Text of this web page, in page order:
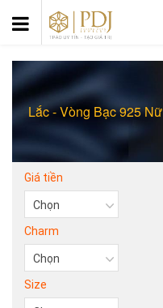
Lắc - Vòng Bạc 925 Nữ
Giá tiền
Charm
Size